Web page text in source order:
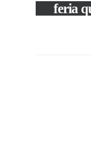
feria